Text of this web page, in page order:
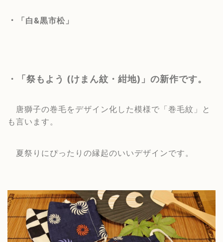
・ 「白&黒市松」
・ 「祭もよう (けまん紋・紺地) 」の新作です。
唐獅子の巻毛をデザイン化した模様で「巻毛紋」と
も言います。
夏祭りにぴったりの縁起のいいデザインです。